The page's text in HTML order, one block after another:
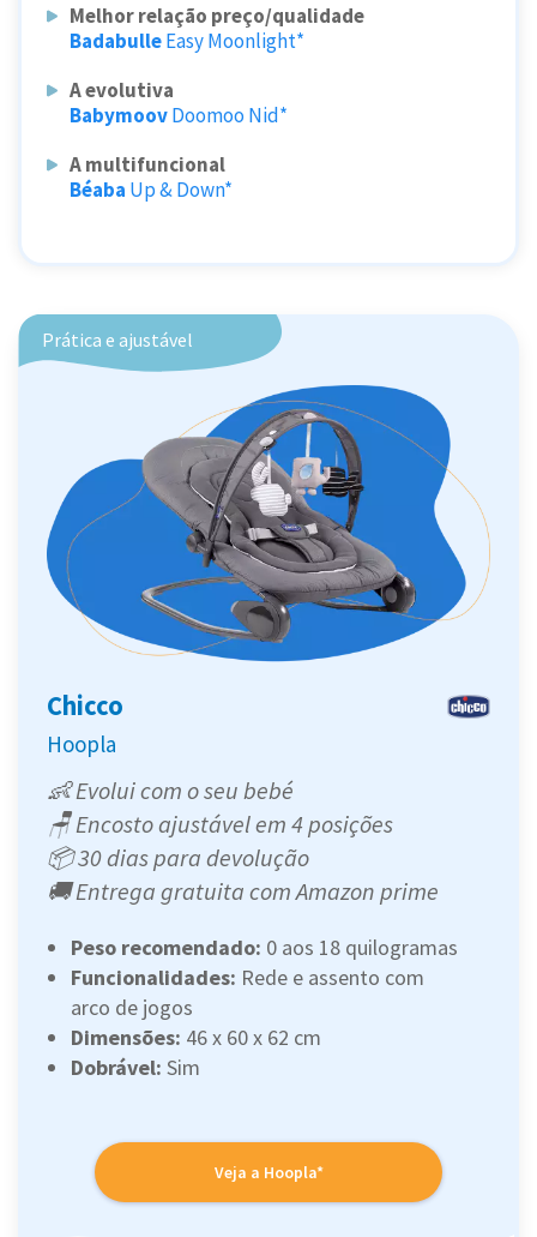
Melhor relação preço/qualidade
BadabulleEasy Moonlight*
A evolutiva
BabymoovDoomoo Nid*
A multifuncional
Béaba Up & Down*
Prática e ajustável
Chicco
Hoopla
👶 Evolui com o seu bebé
🪑 Encosto ajustável em 4 posições
📦 30 dias para devolução
🚚 Entrega gratuita com Amazon prime
Peso recomendado: 0 aos 18 quilogramas
Funcionalidades: Rede e assento com
arco de jogos
Dimensões: 46 x 60 x 62 cm
Dobrável: Sim
Veja a Hoopla*